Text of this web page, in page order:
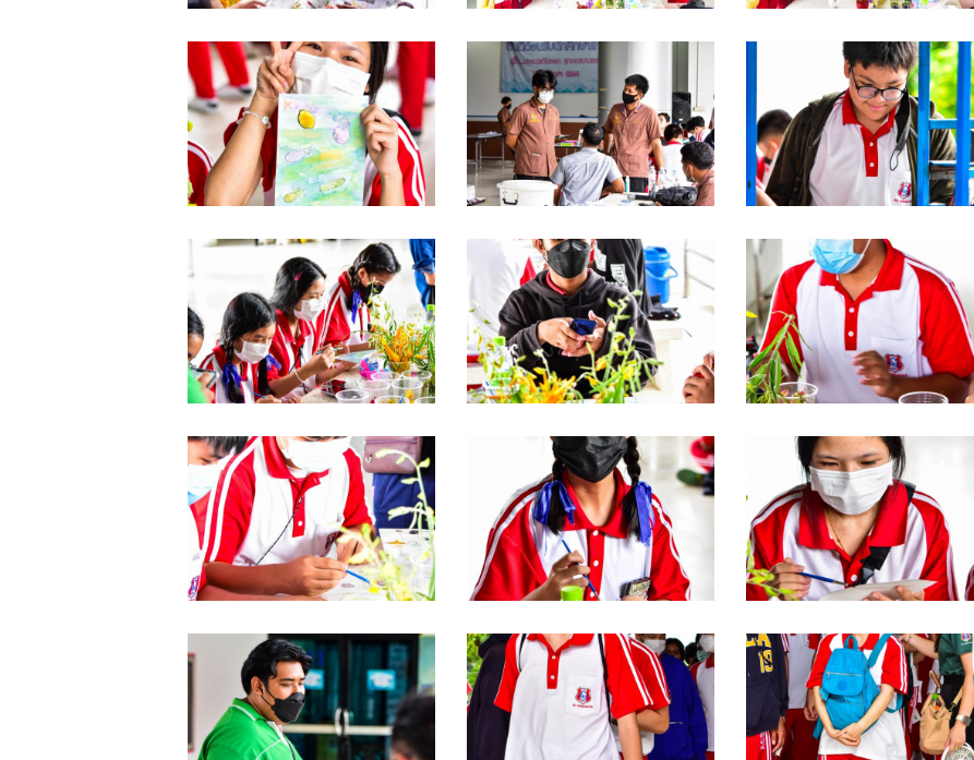
DSC_0064 DSC_0063
DSC_0058 DSC_0057
DSC_0055 DSC_0053
DSC_0045 DSC_0044 DSC_0043